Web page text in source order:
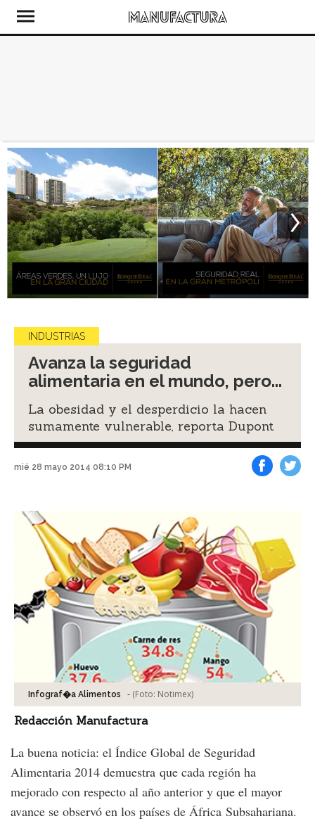
INDUSTRIAS
Avanza la seguridad
alimentaria en el mundo, pero...
La obesidad y el desperdicio la hacen
sumamente vulnerable, reporta Dupont
mié 28 mayo 2014 08:10 PM
Infograf�a Alimentos - (Foto: Notimex)
Redacción Manufactura
La buena noticia: el Índice Global de Seguridad
Alimentaria 2014 demuestra que cada región ha
mejorado con respecto al año anterior y que el mayor
avance se observó en los países de África Subsahariana.